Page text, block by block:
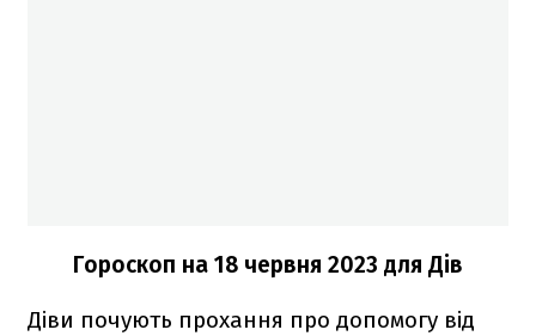
Гороскоп на 18 червня 2023 для Дів
Діви почують прохання про допомогу від